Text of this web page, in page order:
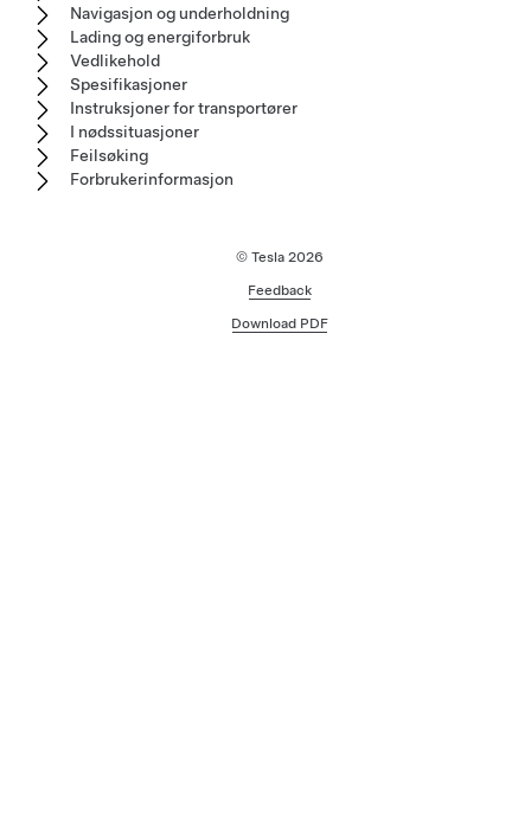
Navigasjon og underholdning
Lading og energiforbruk
Vedlikehold
Spesifikasjoner
Instruksjoner for transportører
I nødssituasjoner
Feilsøking
Forbrukerinformasjon
© Tesla 2026
Feedback
Download PDF